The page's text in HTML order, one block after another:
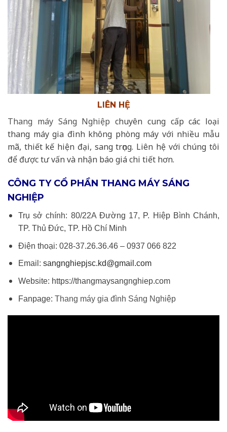
LIÊN HỆ
Thang máy Sáng Nghiệp chuyên cung cấp các loại
thang máy gia đình không phòng máy với nhiều mẫu
mã, thiết kế hiện đại, sang trọng. Liên hệ với chúng tôi
để được tư vấn và nhận báo giá chi tiết hơn.
CÔNG TY CỔ PHẦN THANG MÁY SÁNG
NGHIỆP
Trụ sở chính: 80/22A Đường 17, P. Hiệp Bình Chánh,
TP. Thủ Đức, TP. Hồ Chí Minh
Điện thoại: 028-37.26.36.46 – 0937 066 822
Email: sangnghiepjsc.kd@gmail.com
Website: https://thangmaysangnghiep.com
Fanpage: Thang máy gia đình Sáng Nghiệp